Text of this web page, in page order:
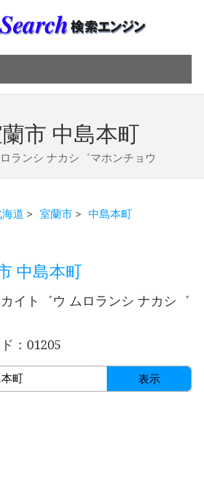
市 中島本町
ランシ ナカシ゛マホンチョウ
道 > 室蘭市> 中島本町
中島本町
イト゛ウ ムロランシ ナカシ゛
：01205
表示